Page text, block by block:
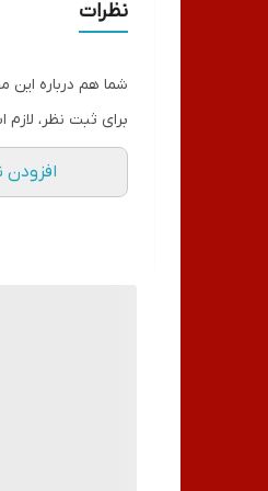
ضخامت مخزن
میزان حرارت
رنگ
نظرات
شما هم درباره این
برای ثبت نظر،
افزودن